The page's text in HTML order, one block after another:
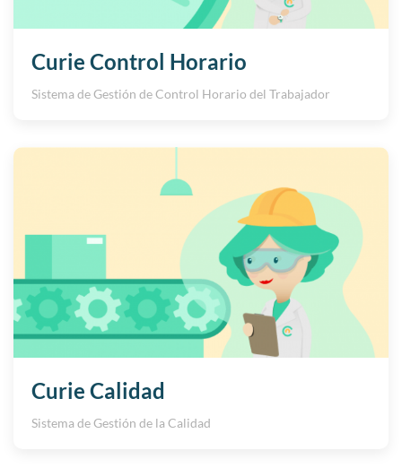
Curie Control Horario
Sistema de Gestión de Control Horario del Trabajador
Curie Calidad
Sistema de Gestión de la Calidad